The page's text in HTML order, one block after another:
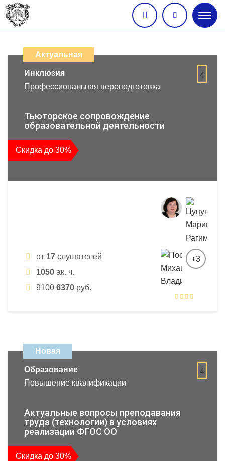
меню
дистанционных
образовательных
повышения
квалификации
и
профессиональной
Актуальная
4
Инклюзия
Профессиональная переподготовка
Тьюторское сопровождение
образовательной деятельности
Скидка до 30%
от 17 слушателей
1050 ак. ч.
9100 6370 руб.
+3
Новая
4
Образование
Повышение квалификации
Актуальные вопросы преподавания
труда (технологии) в условиях
реализации ФГОС ОО
Скидка до 30%